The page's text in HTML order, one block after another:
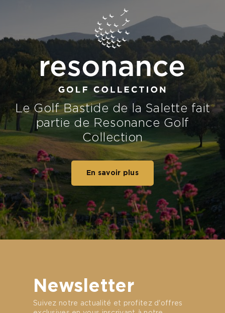
Le Golf Bastide de la Salette fait
partie de Resonance Golf
Collection
En savoir plus
Newsletter
Suivez notre actualité et profitez d'offres